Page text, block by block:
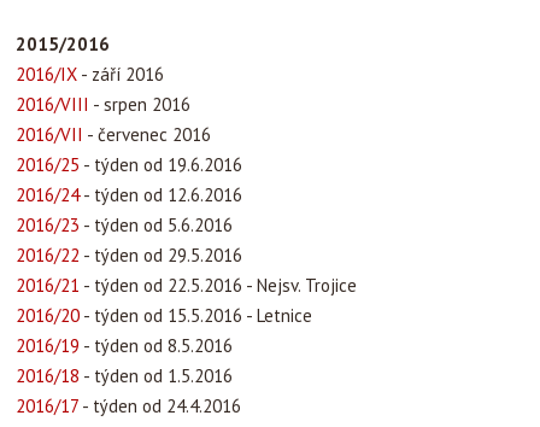
2015/2016
2016/IX - září 2016
2016/VIII - srpen 2016
2016/VII - červenec 2016
2016/25 - týden od 19.6.2016
2016/24- týden od 12.6.2016
2016/23 - týden od 5.6.2016
2016/22 - týden od 29.5.2016
2016/21 - týden od 22.5.2016 - Nejsv. Trojice
2016/20 - týden od 15.5.2016 - Letnice
2016/19 - týden od 8.5.2016
2016/18 - týden od 1.5.2016
2016/17 - týden od 24.4.2016